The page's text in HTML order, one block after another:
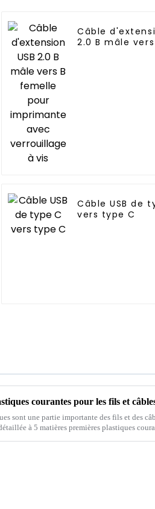
Câble
2.0 B mâle
Câble USB de
vers type C
courantes pour les fils et
sont une partie importante des fils et des
à 5 matières premières plastiques